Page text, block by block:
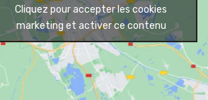
Cliquez pour accepter les cookies
marketing et activer ce contenu